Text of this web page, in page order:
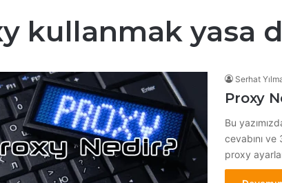
kullanmak yasa
Serhat
Proxy
Bu
cevabını
proxy